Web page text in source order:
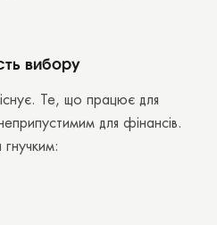
вибору
Те, що працює для
для фінансів.